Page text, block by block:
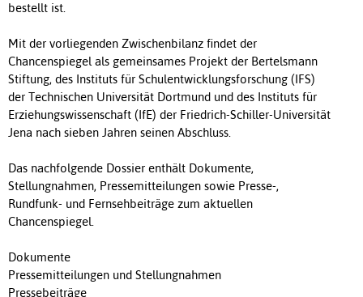
bestellt ist.
Mit der vorliegenden Zwischenbilanz findet der
Chancenspiegel als gemeinsames Projekt der Bertelsmann
Stiftung, des Instituts für Schulentwicklungsforschung (IFS)
der Technischen Universität Dortmund und des Instituts für
Erziehungswissenschaft (IfE) der Friedrich-Schiller-Universität
Jena nach sieben Jahren seinen Abschluss.
Das nachfolgende Dossier enthält Dokumente,
Stellungnahmen, Pressemitteilungen sowie Presse-,
Rundfunk- und Fernsehbeiträge zum aktuellen
Chancenspiegel.
Dokumente
Pressemitteilungen und Stellungnahmen
Pressebeiträge